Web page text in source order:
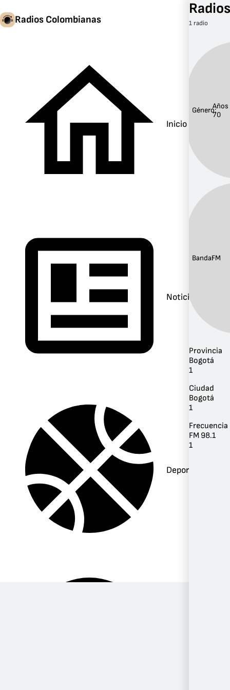
Radios Colombianas
Inicio
Noticias
Deportes
1 radio
Género:Años
70
Banda:FM
Provincia
Bogotá
1
Ciudad
Bogotá
1
Frecuencia
FM 98.1
1